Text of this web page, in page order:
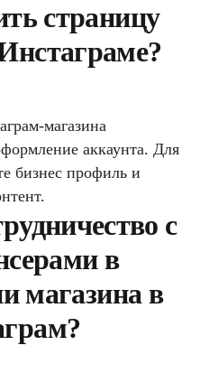
страницу
магазина
аккаунта. Для
бизнес профиль и
с
в
магазина в